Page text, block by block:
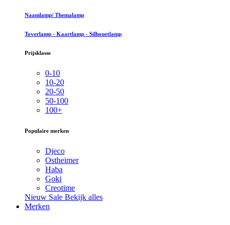
Naamlamp/ Themalamp
Toverlamp - Kaartlamp - Silhouetlamp
Prijsklasse
0-10
10-20
20-50
50-100
100+
Populaire merken
Djeco
Ostheimer
Haba
Goki
Creotime
Nieuw Sale Bekijk alles
Merken